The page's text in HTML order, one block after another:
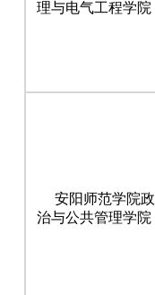
理与电气工程学院
安阳师范学院政
治与公共管理学院